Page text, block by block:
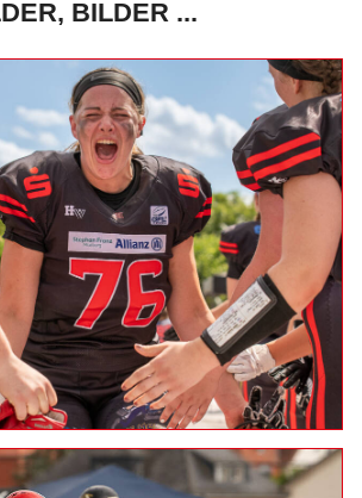
BILDER ...
Marburg Mercenaries Ladies vs.
Saarland Ladycanes